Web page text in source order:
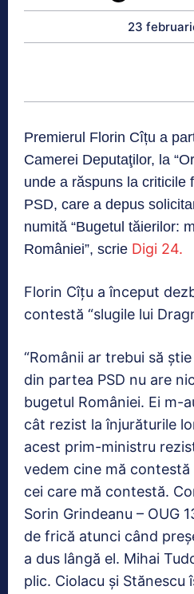
23
Premierul Florin Cîțu a
Camerei Deputaţilor, la
unde a răspuns la criticile
PSD, care a depus
numită “Bugetul tăierilor:
României”, scrie Digi 24.
Florin Cîțu a început
contestă “slugile lui
“Românii ar trebui să
din partea PSD nu are
bugetul României. Ei m-
cât rezist la înjurăturile
acest prim-ministru
vedem cine mă
cei care mă contestă.
Sorin Grindeanu – OUG
de frică atunci când
a dus lângă el. Mihai
plic. Ciolacu și Stănescu